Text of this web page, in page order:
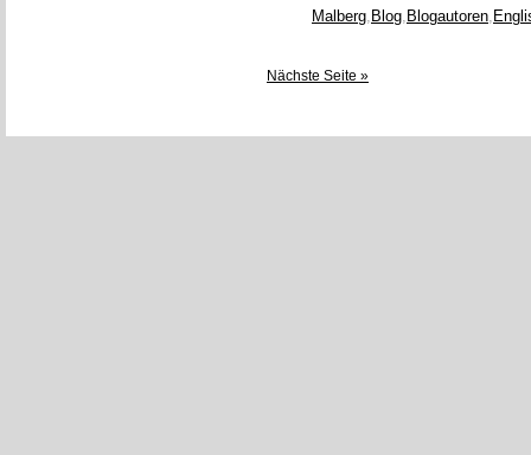
Malberg, Blog, Blogautoren,
Nächste Seite »